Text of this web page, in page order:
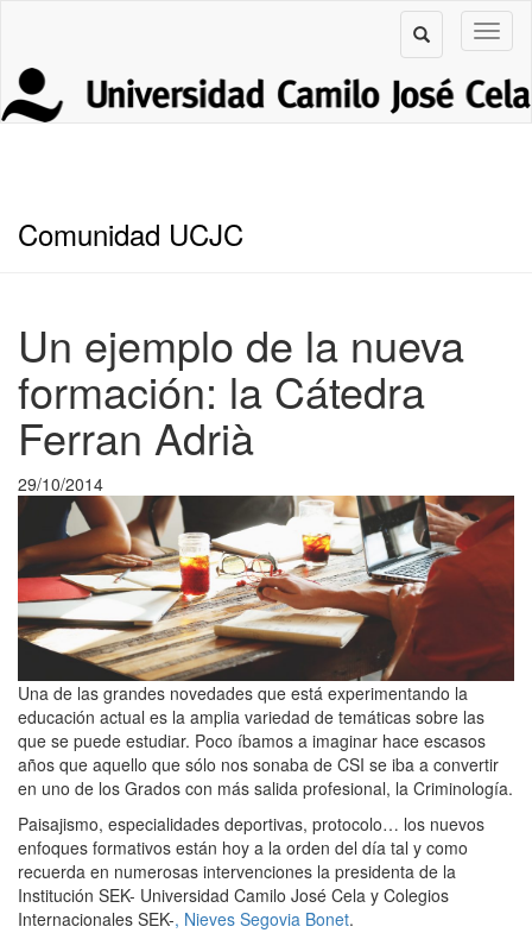
Comunidad UCJC
Un ejemplo de la nueva
formación: la Cátedra
Ferran Adrià
29/10/2014
Una de las grandes novedades que está experimentando la
educación actual es la amplia variedad de temáticas sobre las
que se puede estudiar. Poco íbamos a imaginar hace escasos
años que aquello que sólo nos sonaba de CSI se iba a convertir
en uno de los Grados con más salida profesional, la Criminología.
Paisajismo, especialidades deportivas, protocolo… los nuevos
enfoques formativos están hoy a la orden del día tal y como
recuerda en numerosas intervenciones la presidenta de la
Institución SEK- Universidad Camilo José Cela y Colegios
Internacionales SEK-, Nieves Segovia Bonet.